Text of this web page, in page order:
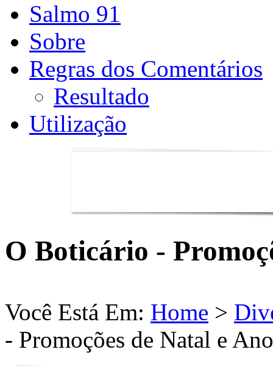
Salmo 91
Sobre
Regras dos Comentários
Resultado
Utilização
O Boticário -
Você Está Em: Home >
- Promoções de Natal e